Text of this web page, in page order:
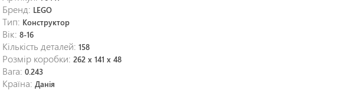
Бренд: LEGO
Тип: Конструктор
Вік:8-16
Кількість деталей:158
Розмір коробки:262 x 141 x 48
Вага:0.243
Країна:Данія